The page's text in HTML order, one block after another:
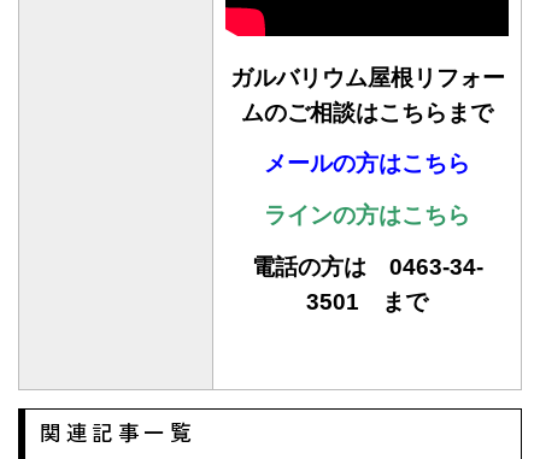
ガルバリウム屋根リフォー
ムのご相談はこちらまで
メールの方はこちら
ラインの方はこちら
電話の方は 0463-34-
3501 まで
関連記事一覧